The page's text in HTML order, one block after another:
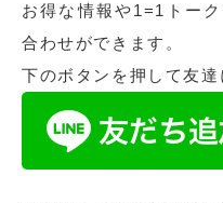
お得な情報や1=1トー
合わせができます。
下のボタンを押して友達